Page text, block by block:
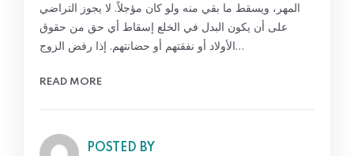
المهر، ويسقط ما بقي منه ولو كان مؤجلاً. لا يجوز التراضي
على أن يكون البدل في الخلع إسقاط أي حق من حقوق
الأولاد أو نفقتهم أو حضانتهم. إذا رفض الزوج…
READ MORE
POSTED BY